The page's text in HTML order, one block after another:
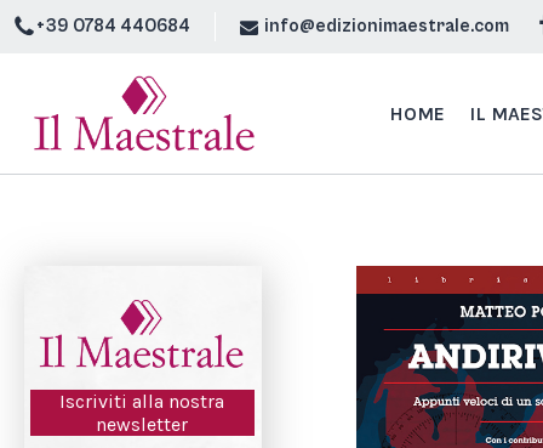
+39 0784 440684 info@edizionimaestrale.com
HOME IL
Iscriviti alla nostra
newsletter